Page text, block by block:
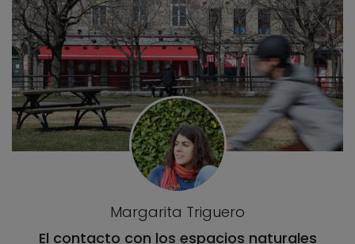
Margarita Triguero
El contacto con los espacios naturales